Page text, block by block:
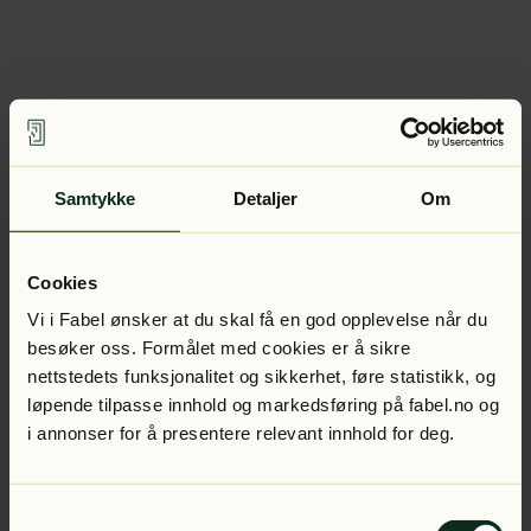
Samtykke Detaljer Om
Cookies
Vi i Fabel ønsker at du skal få en god opplevelse når du
besøker oss. Formålet med cookies er å sikre
nettstedets funksjonalitet og sikkerhet, føre statistikk, og
løpende tilpasse innhold og markedsføring på fabel.no og
i annonser for å presentere relevant innhold for deg.